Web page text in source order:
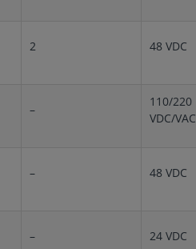
2 48 VDC
–
110/220
VDC/VAC
– 48 VDC
– 24 VDC